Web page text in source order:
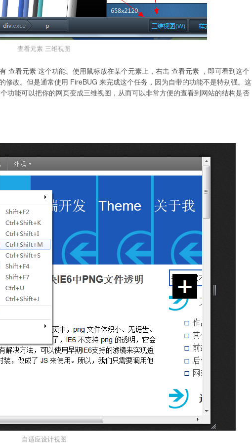
查看元素 三维视图
查看元素 这个功能。使用鼠标放在某个元素上，右击 查看元素 ，即可看到这个
修改。但是通常使用 FireBUG 来完成这个任务，因为自带的功能不是特别强。这
功能可以把你的网页变成三维视图，从而可以非常方便的查看到网站的结构是否
自适应设计视图